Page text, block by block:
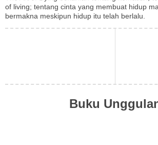
of living; tentang cinta yang membuat hidup
bermakna meskipun hidup itu telah berlalu.
Buku